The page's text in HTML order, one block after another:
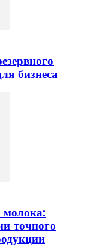
бизнеса
молока:
точного